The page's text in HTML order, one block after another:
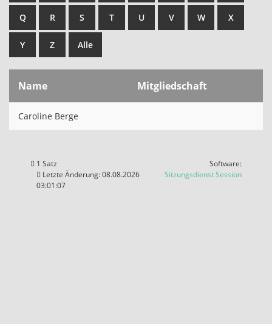
Q R S T U V W X
Y Z Alle
Name Mitgliedschaft
Caroline Berge
1 Satz
Letzte Änderung: 08.08.2026
03:01:07
Software:
SitzungsdienstSession(Wird in